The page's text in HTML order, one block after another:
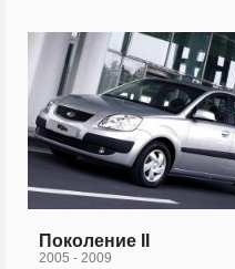
Поколение II
2005 - 2009